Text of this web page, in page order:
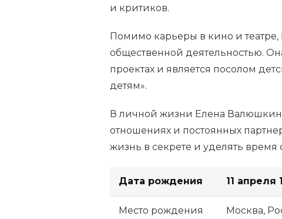
и критиков.
Помимо карьеры в кино и
общественной деятельностью.
проектах и является посолом
детям».
В личной жизни Елена
отношениях и постоянных
жизнь в секрете и уделять
Дата рождения 11 апреля
Место рождения Москва,